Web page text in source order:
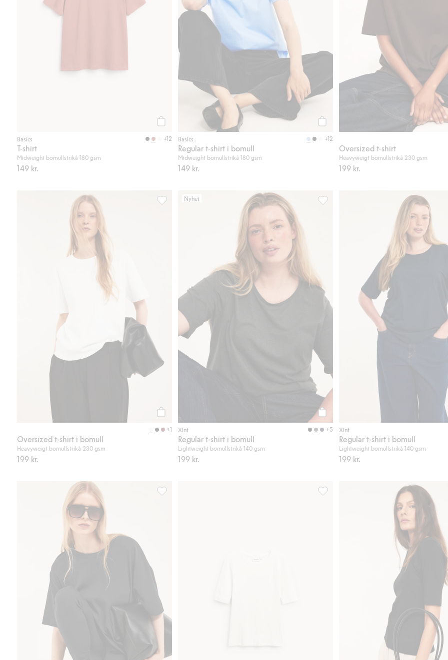
Basics +12
T-shirt
Midweight bomullstrikå 180 gsm
149 kr.
Basics +12
Regular t-shirt i bomull
Midweight bomullstrikå 180 gsm
149 kr.
Oversized t-shirt
Heavyweigt bomullstrikå 230 gsm
199 kr.
+1
Oversized t-shirt i bomull
Heavyweigt bomullstrikå 230 gsm
199 kr.
Oversized t-shirt i bomull, Lägg till i favoriter
Nyhet
Köp
Xlnt +5
Regular t-shirt i bomull
Lightweight bomullstrikå 140 gsm
199 kr.
Regular t-shirt i bomull, Lägg till i
Xlnt
Regular t-shirt i bomull
Lightweight bomullstrikå 140 gsm
199 kr.
Ribbad topp, Lägg till i favoriter